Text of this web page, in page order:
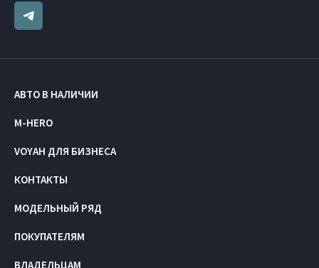
АВТО В НАЛИЧИИ
M-HERO
VOYAH ДЛЯ БИЗНЕСА
КОНТАКТЫ
МОДЕЛЬНЫЙ РЯД
ПОКУПАТЕЛЯМ
ВЛАДЕЛЬЦАМ